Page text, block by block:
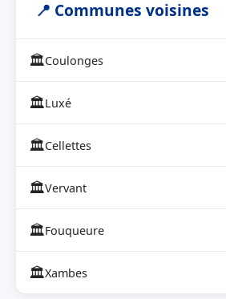
📍 Communes voisines
🏛Coulonges
🏛Luxé
🏛Cellettes
🏛Vervant
🏛Fouqueure
🏛Xambes